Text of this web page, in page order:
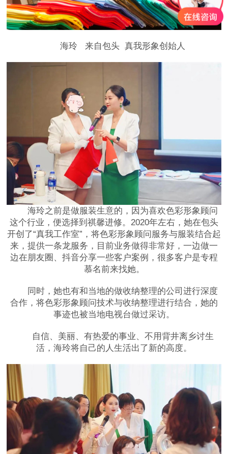
海玲 来自包头 真我形象创始人
海玲之前是做服装生意的，因为喜欢色彩形象顾问
这个行业，便选择到祺馨进修。2020年左右，她在包头
开创了“真我工作室”，将色彩形象顾问服务与服装结合起
来，提供一条龙服务，目前业务做得非常好，一边做一
边在朋友圈、抖音分享一些客户案例，很多客户是专程
慕名前来找她。
同时，她也有和当地的做收纳整理的公司进行深度
合作，将色彩形象顾问技术与收纳整理进行结合，她的
事迹也被当地电视台做过采访。
自信、美丽、有热爱的事业、不用背井离乡讨生
活，海玲将自己的人生活出了新的高度。